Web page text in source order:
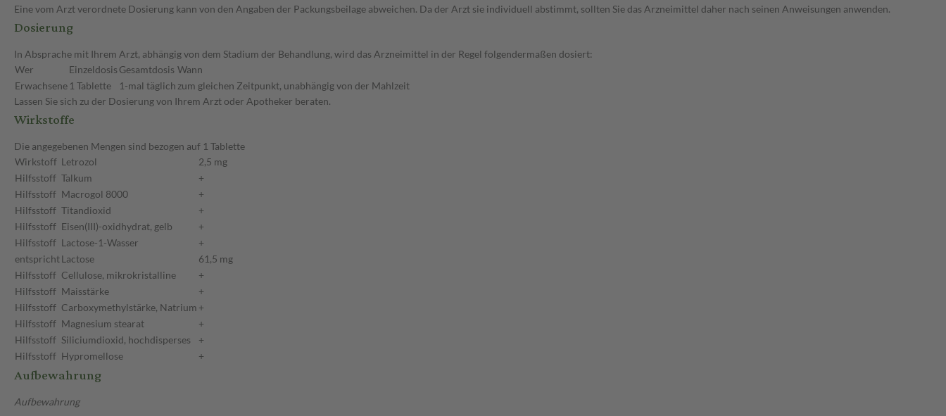
Eine vom Arzt verordnete Dosierung kann von den Angaben der Packungsbeilage abweichen. Da der Arzt sie individuell abstimmt, sollten Sie das Arzneimittel daher nach seinen Anweisungen anwenden.
Dosierung
In Absprache mit Ihrem Arzt, abhängig von dem Stadium der Behandlung, wird das Arzneimittel in der Regel folgendermaßen dosiert:
Wer
Einzeldosis Gesamtdosis Wann
Erwachsene 1 Tablette 1-mal täglich zum gleichen Zeitpunkt, unabhängig von der Mahlzeit
Lassen Sie sich zu der Dosierung von Ihrem Arzt oder Apotheker beraten.
Wirkstoffe
Die angegebenen Mengen sind bezogen auf 1 Tablette
Wirkstoff Letrozol
2,5 mg
Hilfsstoff Talkum
+
Hilfsstoff Macrogol 8000
+
Hilfsstoff Titandioxid
+
Hilfsstoff Eisen(III)-oxidhydrat, gelb
+
Hilfsstoff Lactose-1-Wasser
+
entsprichtLactose
61,5 mg
Hilfsstoff Cellulose, mikrokristalline
+
Hilfsstoff Maisstärke
+
Hilfsstoff Carboxymethylstärke, Natrium +
Hilfsstoff Magnesium stearat
+
Hilfsstoff Siliciumdioxid, hochdisperses
+
Hilfsstoff Hypromellose +
Aufbewahrung
Aufbewahrung